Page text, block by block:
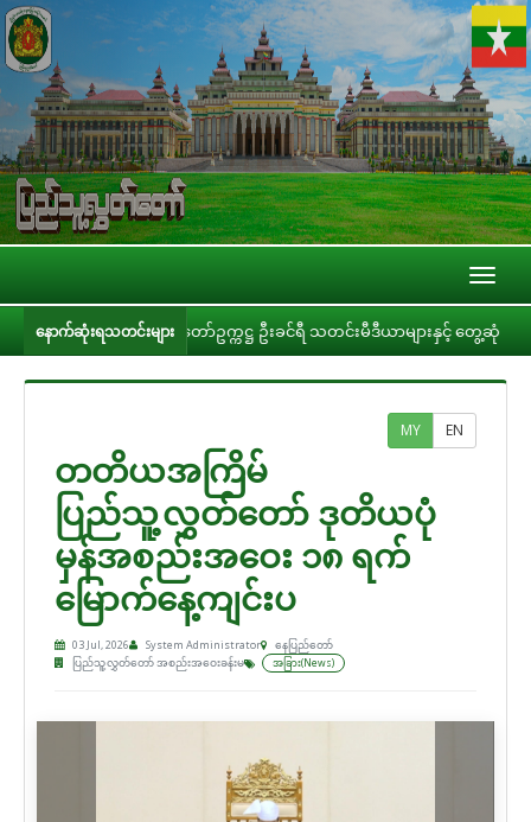
နောက်ဆုံးရသတင်းများ
ပြည်သူ့လွှတ်တော်ဥက္ကဋ္ဌ ဦးခင်ရီ သတင်းမီဒီယာများနှင့် တွေ့ဆုံ ပြည်
MY EN
တတိယအကြိမ်
ပြည်သူ့လွှတ်တော် ဒုတိယပုံ
မှန်အစည်းအဝေး ၁၈ ရက်
မြောက်နေ့ကျင်းပ
03 Jul, 2026 System Administrator
နေပြည်တော်
ပြည်သူ့လွှတ်တော် အစည်းအဝေးခန်းမ
အခြား(News)